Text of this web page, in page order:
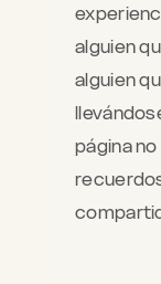
alguien
alguien
página